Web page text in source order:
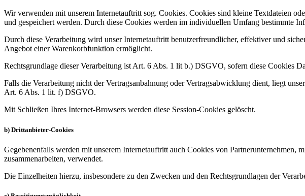
Wir verwenden mit unserem Internetauftritt sog. Cookies. Cookies sind kleine Textdateien
und gespeichert werden. Durch diese Cookies werden im individuellen Umfang bestimmte
Durch diese Verarbeitung wird unser Internetauftritt benutzerfreundlicher, effektiver und
Angebot einer Warenkorbfunktion ermöglicht.
Rechtsgrundlage dieser Verarbeitung ist Art. 6 Abs. 1 lit b.) DSGVO, sofern diese Cookies
Falls die Verarbeitung nicht der Vertragsanbahnung oder Vertragsabwicklung dient, liegt
Art. 6 Abs. 1 lit. f) DSGVO.
Mit Schließen Ihres Internet-Browsers werden diese Session-Cookies gelöscht.
b) Drittanbieter-Cookies
Gegebenenfalls werden mit unserem Internetauftritt auch Cookies von
zusammenarbeiten, verwendet.
Die Einzelheiten hierzu, insbesondere zu den Zwecken und den Rechtsgrundlagen der